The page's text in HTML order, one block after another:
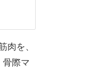
02:07
03:47
肉を、
骨際マ